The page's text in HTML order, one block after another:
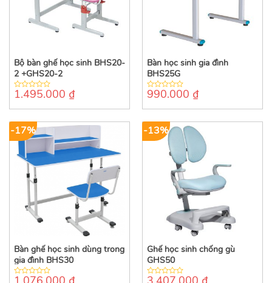
Bộ bàn ghế học sinh BHS20-
2 +GHS20-2
0
of
1.495.000 ₫
Bàn học sinh gia đình
BHS25G
0
of
990.000 ₫
-17%
Bàn ghế học sinh dùng trong
gia đình BHS30
0
-13%
Ghế học sinh chống gù
GHS50
0